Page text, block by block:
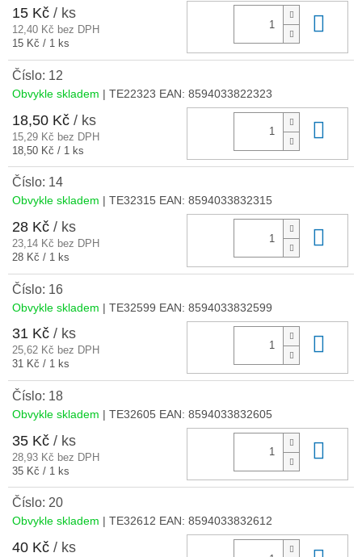
15 Kč / ks
12,40 Kč bez DPH
Měrná
15 Kč / 1 ks
Číslo: 12
Obvykle skladem | TE22323 EAN: 8594033822323
18,50 Kč / ks
15,29 Kč bez DPH
Měrná
18,50 Kč / 1 ks
Číslo: 14
Obvykle skladem | TE32315 EAN: 8594033832315
28 Kč / ks
23,14 Kč bez DPH
Měrná
28 Kč / 1 ks
Číslo: 16
Obvykle skladem | TE32599 EAN: 8594033832599
31 Kč / ks
25,62 Kč bez DPH
Měrná
31 Kč / 1 ks
Číslo: 18
Obvykle skladem | TE32605 EAN: 8594033832605
35 Kč / ks
28,93 Kč bez DPH
Měrná
35 Kč / 1 ks
Číslo: 20
Obvykle skladem | TE32612 EAN: 8594033832612
40 Kč / ks